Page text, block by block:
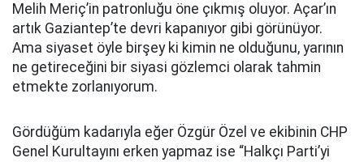
Melih Meriç’in patronluğu öne çıkmış oluyor. Açar’ın
artık Gaziantep’te devri kapanıyor gibi görünüyor.
Ama siyaset öyle birşey ki kimin ne olduğunu, yarının
ne getireceğini bir siyasi gözlemci olarak tahmin
etmekte zorlanıyorum.
Gördüğüm kadarıyla eğer Özgür Özel ve ekibinin CHP
Genel Kurultayını erken yapmaz ise “Halkçı Parti’yi